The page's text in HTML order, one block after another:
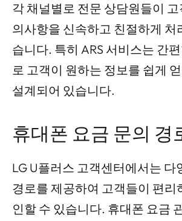
각 채널별로 전문 상담원들이
의사항을 신속하고 친절하게 처
습니다. 특히 ARS 서비스는 간
로 고객이 원하는 정보를 쉽게
설계되어 있습니다.
휴대폰 요금 문의 경
LG U플러스 고객센터에서는 다
경로를 제공하여 고객들이 편리
인할 수 있습니다. 휴대폰 요금